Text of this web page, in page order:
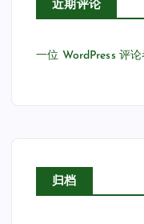
近期评论
一位 WordPress 评论
归档